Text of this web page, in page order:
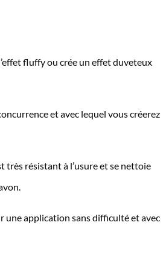
fluffy ou crée un effet duveteux
et avec lequel vous créerez
très résistant à l’usure et se nettoie
application sans difficulté et avec